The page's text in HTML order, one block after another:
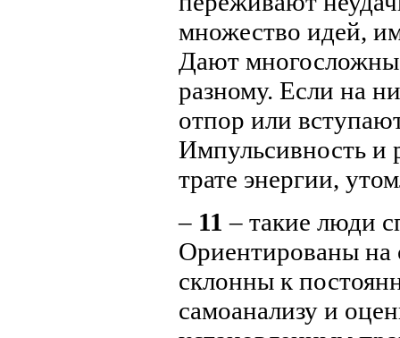
множество идей,
Дают
разному. Если на
отпор или
Импульсивность и
трате энергии,
– 11 – такие люди
Ориентированы
склонны к
самоанализу и